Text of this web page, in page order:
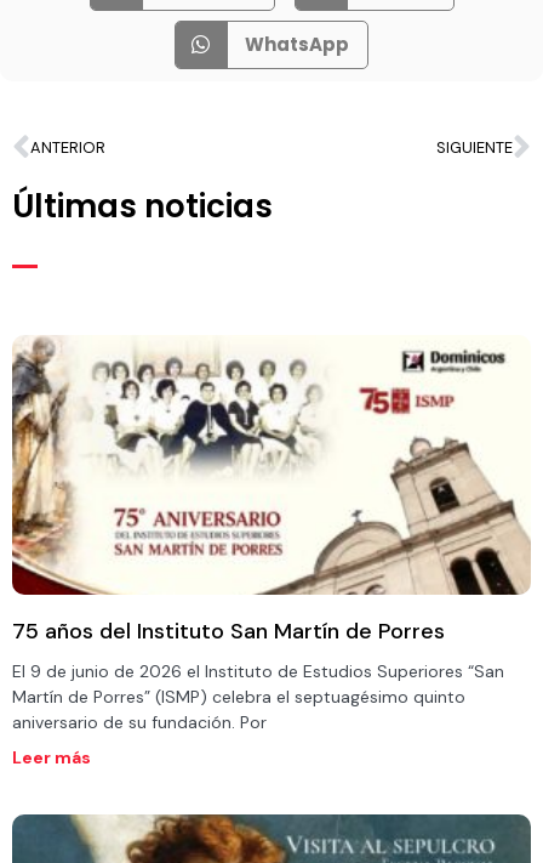
WhatsApp
ANTERIOR SIGUIENTE
Últimas noticias
75 años del Instituto San Martín de Porres
El 9 de junio de 2026 el Instituto de Estudios Superiores “San
Martín de Porres” (ISMP) celebra el septuagésimo quinto
aniversario de su fundación. Por
Leer más